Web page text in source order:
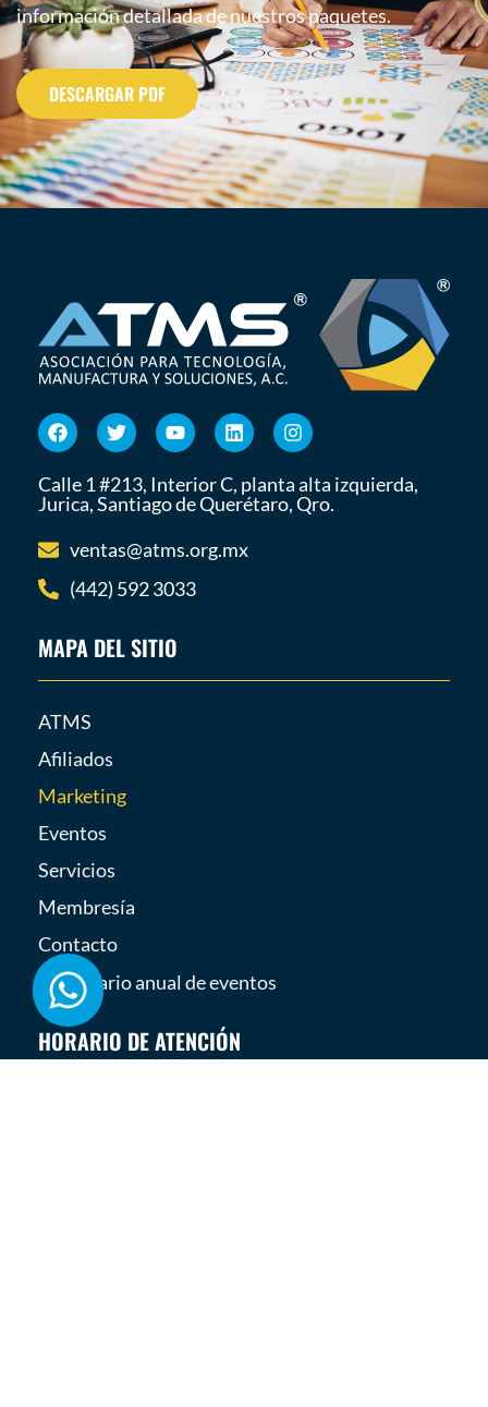
información detallada de nuestros paquetes.
DESCARGAR PDF
Calle 1 #213, Interior C, planta alta izquierda,
Jurica, Santiago de Querétaro, Qro.
ventas@atms.org.mx
(442) 592 3033
MAPA DEL SITIO
ATMS
Afiliados
Marketing
Eventos
Servicios
Membresía
Contacto
Calendario anual de eventos
HORARIO DE ATENCIÓN